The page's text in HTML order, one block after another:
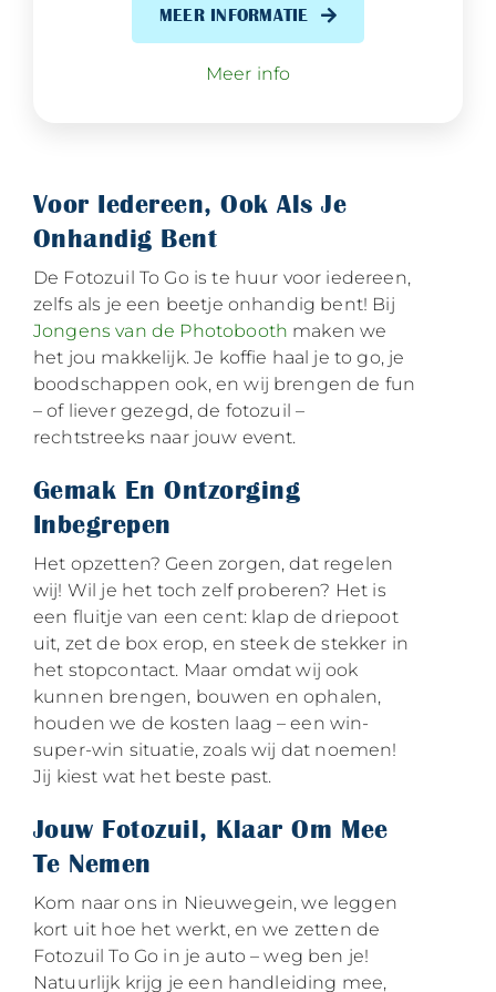
MEER INFORMATIE
Meer info
Voor Iedereen, Ook Als Je
Onhandig Bent
De Fotozuil To Go is te huur voor iedereen,
zelfs als je een beetje onhandig bent! Bij
Jongens van de Photobooth maken we
het jou makkelijk. Je koffie haal je to go, je
boodschappen ook, en wij brengen de fun
– of liever gezegd, de fotozuil –
rechtstreeks naar jouw event.
Gemak En Ontzorging
Inbegrepen
Het opzetten? Geen zorgen, dat regelen
wij! Wil je het toch zelf proberen? Het is
een fluitje van een cent: klap de driepoot
uit, zet de box erop, en steek de stekker in
het stopcontact. Maar omdat wij ook
kunnen brengen, bouwen en ophalen,
houden we de kosten laag – een win-
super-win situatie, zoals wij dat noemen!
Jij kiest wat het beste past.
Jouw Fotozuil, Klaar Om Mee
Te Nemen
Kom naar ons in Nieuwegein, we leggen
kort uit hoe het werkt, en we zetten de
Fotozuil To Go in je auto – weg ben je!
Natuurlijk krijg je een handleiding mee,